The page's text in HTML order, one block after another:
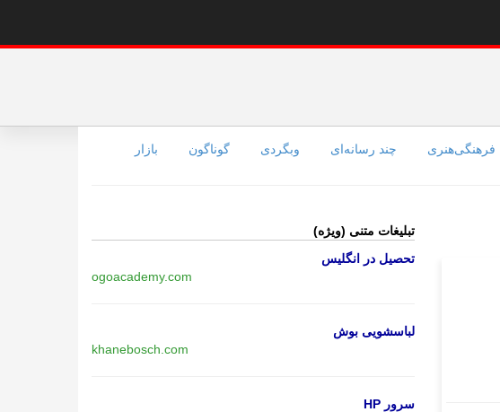
فرهنگی‌هنری چند رسانه‌ای وبگردی گوناگون بازار
تبلیغات متنی (ویژه)
تحصیل در انگلیس
ogoacademy.com
لباسشویی بوش
khanebosch.com
سرور HP